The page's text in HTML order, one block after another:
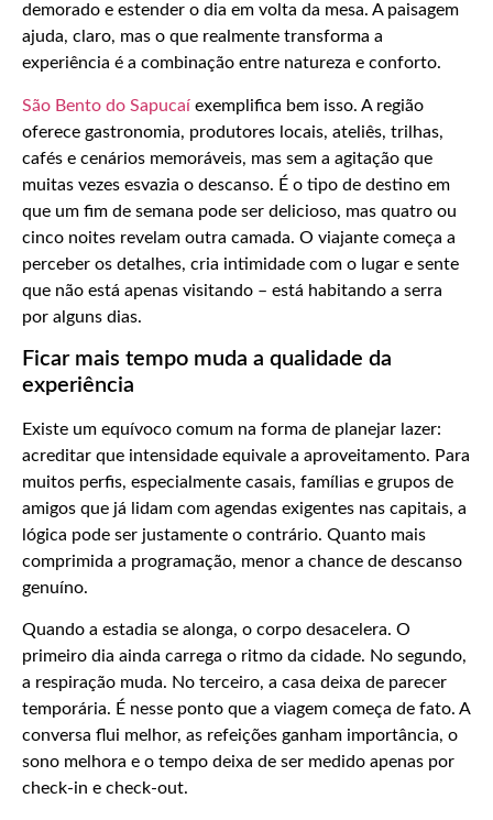
demorado e estender o dia em volta da mesa. A paisagem
ajuda, claro, mas o que realmente transforma a
experiência é a combinação entre natureza e conforto.
São Bento do Sapucaí exemplifica bem isso. A região
oferece gastronomia, produtores locais, ateliês, trilhas,
cafés e cenários memoráveis, mas sem a agitação que
muitas vezes esvazia o descanso. É o tipo de destino em
que um fim de semana pode ser delicioso, mas quatro ou
cinco noites revelam outra camada. O viajante começa a
perceber os detalhes, cria intimidade com o lugar e sente
que não está apenas visitando – está habitando a serra
por alguns dias.
Ficar mais tempo muda a qualidade da
experiência
Existe um equívoco comum na forma de planejar lazer:
acreditar que intensidade equivale a aproveitamento. Para
muitos perfis, especialmente casais, famílias e grupos de
amigos que já lidam com agendas exigentes nas capitais, a
lógica pode ser justamente o contrário. Quanto mais
comprimida a programação, menor a chance de descanso
genuíno.
Quando a estadia se alonga, o corpo desacelera. O
primeiro dia ainda carrega o ritmo da cidade. No segundo,
a respiração muda. No terceiro, a casa deixa de parecer
temporária. É nesse ponto que a viagem começa de fato. A
conversa flui melhor, as refeições ganham importância, o
sono melhora e o tempo deixa de ser medido apenas por
check-in e check-out.